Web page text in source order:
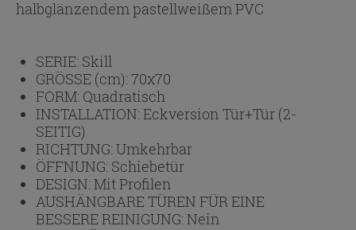
halbglänzendem pastellweißem PVC
SERIE: Skill
GRÖSSE (cm):70x70
FORM: Quadratisch
INSTALLATION:Eckversion Tür+Tür (2-
SEITIG)
RICHTUNG:Umkehrbar
ÖFFNUNG: Schiebetür
DESIGN:Mit Profilen
AUSHÄNGBARE TÜREN FÜR EINE
BESSERE REINIGUNG:Nein